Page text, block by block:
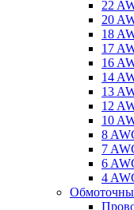
22
20
18
17
16
14
13
12
10
8
7
6
4